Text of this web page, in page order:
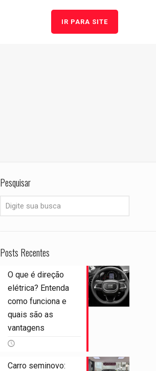
IR PARA SITE
Pesquisar
Posts Recentes
O que é direção
elétrica? Entenda
como funciona e
quais são as
vantagens
Carro seminovo: